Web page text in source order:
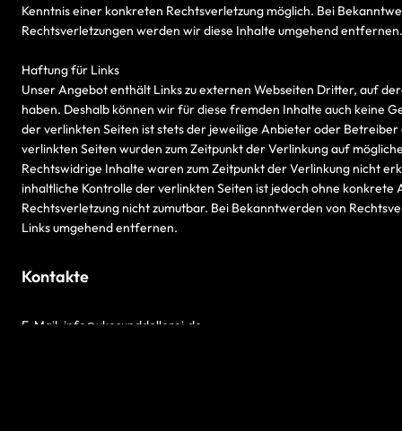
Kenntnis einer konkreten Rechtsverletzung möglich. Bei
Rechtsverletzungen werden wir diese Inhalte umgehend entfernen.
Haftung für Links
Unser Angebot enthält Links zu externen Webseiten Dritter, auf
haben. Deshalb können wir für diese fremden Inhalte auch keine
der verlinkten Seiten ist stets der jeweilige Anbieter oder
verlinkten Seiten wurden zum Zeitpunkt der Verlinkung auf
Rechtswidrige Inhalte waren zum Zeitpunkt der Verlinkung nicht
inhaltliche Kontrolle der verlinkten Seiten ist jedoch ohne konkrete
Rechtsverletzung nicht zumutbar. Bei Bekanntwerden von
Links umgehend entfernen.
Kontakte
E-Mail: info@ukesunddollerei.de